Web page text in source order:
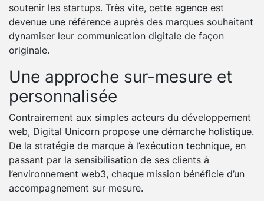
soutenir les startups. Très vite, cette agence est
devenue une référence auprès des marques souhaitant
dynamiser leur communication digitale de façon
originale.
Une approche sur-mesure et
personnalisée
Contrairement aux simples acteurs du développement
web, Digital Unicorn propose une démarche holistique.
De la stratégie de marque à l’exécution technique, en
passant par la sensibilisation de ses clients à
l’environnement web3, chaque mission bénéficie d’un
accompagnement sur mesure.